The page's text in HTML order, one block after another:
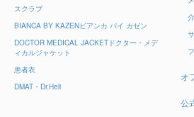
スクラブ
BIANCA BY KAZENビアンカ バイ カゼン
DOCTOR MEDICAL JACKETドクター・メデ
ィカルジャケット
患者衣
DMAT・Dr.Heli
オ
公